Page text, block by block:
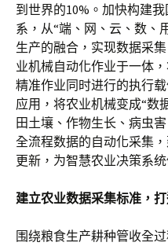
到世界的10%。加快构建
系，从“端、网、云、数、
生产的融合，实现数据采
业机械自动化作业于一体
精准作业同时进行的执行
应用，将农业机械变成“数
田土壤、作物生长、病虫
全流程数据的自动化采集
更新，为智慧农业决策系
建立农业数据采集标准，
围绕粮食生产耕种管收全